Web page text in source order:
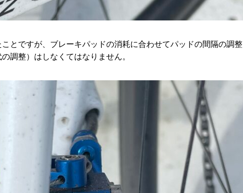
とですが、ブレーキパッドの消耗に合わせてパッドの間隔の調整
調整）はしなくてはなりません。